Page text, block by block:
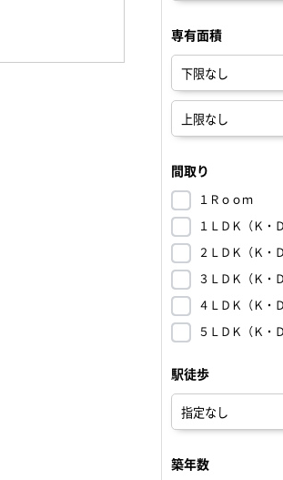
専有面積
間取り
１Ｒｏｏｍ
１ＬＤＫ（Ｋ・
２ＬＤＫ（Ｋ・
３ＬＤＫ（Ｋ・
４ＬＤＫ（Ｋ・
５ＬＤＫ（Ｋ・
駅徒歩
築年数